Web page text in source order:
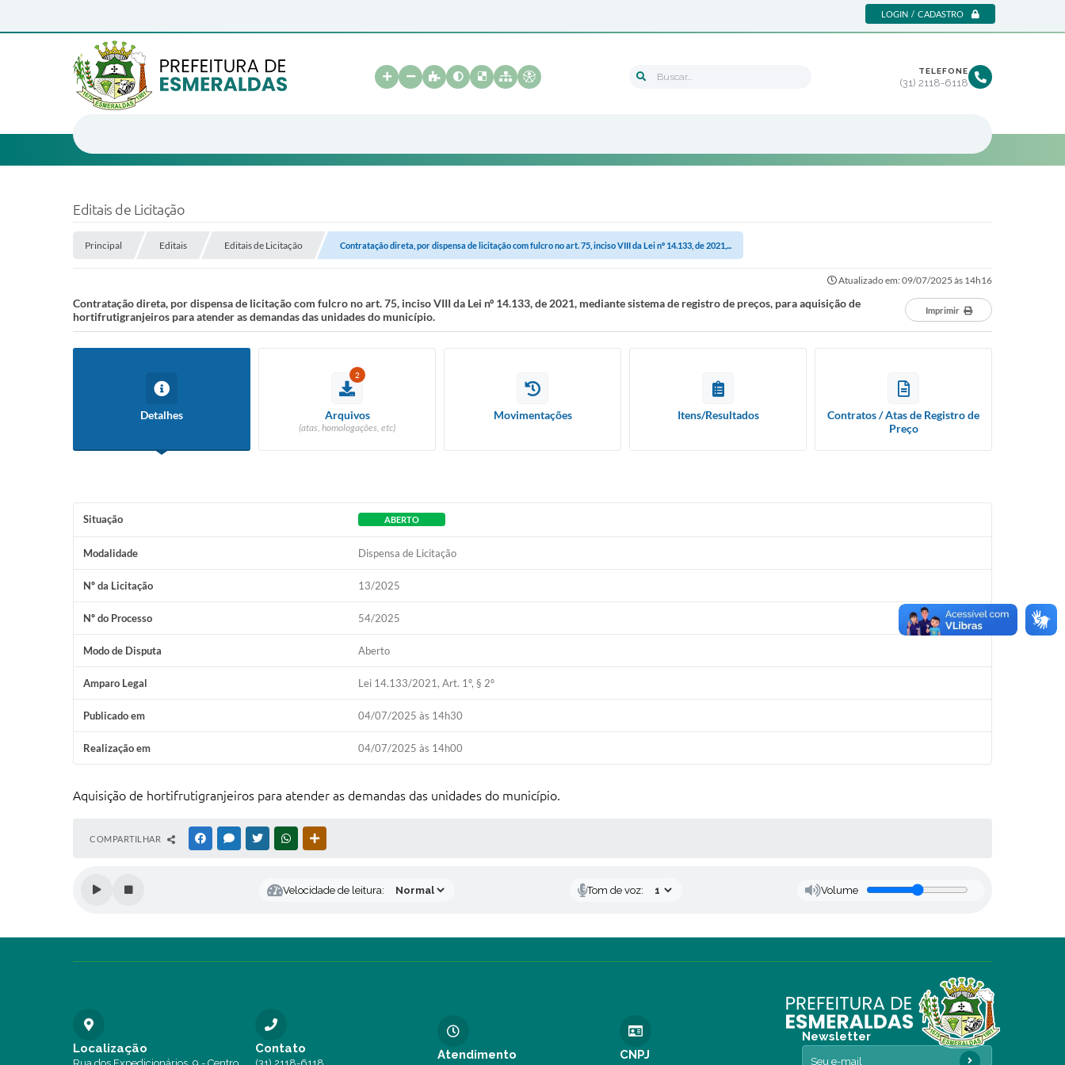
LOGIN / CADASTRO
Buscar... TELEFONE
(31) 2118-6118
Editais de Licitação
Principal Editais Editais de Licitação Contratação direta, por dispensa de licitação com fulcro no art. 75, inciso VIII da Lei nº 14.133, de 2021,...
Atualizado em: 09/07/2025 às 14h16
Contratação direta, por dispensa de licitação com fulcro no art. 75, inciso VIII da Lei nº 14.133, de 2021, mediante sistema de registro de preços, para aquisição de
hortifrutigranjeiros para atender as demandas das unidades do município.
Imprimir
Detalhes
2
Arquivos
(atas, homologações, etc)
Movimentações Itens/Resultados
Contratos / Atas de Registro de
Preço
Situação ABERTO
Modalidade Dispensa de Licitação
Nº da Licitação 13/2025
Nº do Processo 54/2025
Modo de Disputa Aberto
Amparo Legal Lei 14.133/2021, Art. 1º, § 2º
Publicado em 04/07/2025 às 14h30
Realização em 04/07/2025 às 14h00
Aquisição de hortifrutigranjeiros para atender as demandas das unidades do município.
COMPARTILHAR FACEBOOKMESSENGER
TWITTERWHATSAPP
Velocidade de leitura: Tom de voz: Volume
Localização Contato Atendimento CNPJ
Newsletter